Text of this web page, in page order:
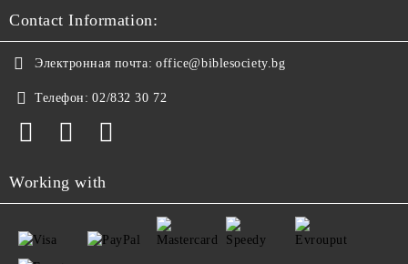
Contact Information:
Электронная почта: office@biblesociety.bg
Телефон: 02/832 30 72
Working with